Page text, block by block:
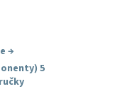
→
5